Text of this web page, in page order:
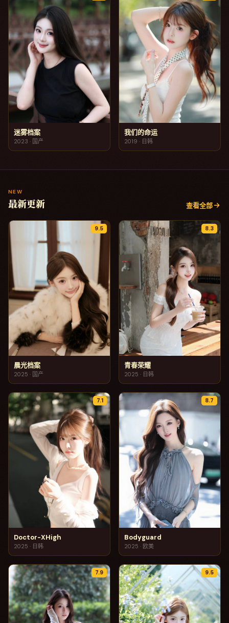
迷雾档案
2023 · 国产
我们的命运
2019 · 日韩
NEW
最新更新 查看全部
9.5
晨光档案
2025 · 国产
8.3
青春荣耀
2025 · 日韩
7.1
Doctor-XHigh
2025 · 日韩
8.7
Bodyguard
2025 · 欧美
7.9 9.5